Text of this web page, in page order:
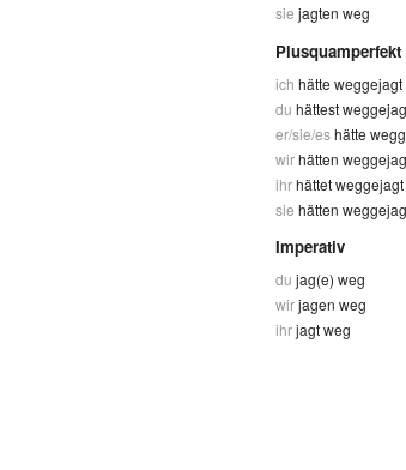
sie jagten weg
ich hätte weggejagt
du hättest
er/sie/eshätte
wirhätten
ihrhättet weggejagt
sie hätten
Imperativ
du jag(e) weg
wirjagen weg
ihrjagt weg